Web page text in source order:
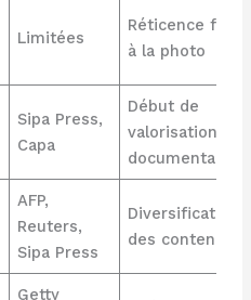
Limitées
Réticence face
à la photo
Sipa Press,
Capa
Début de
valorisation
documentaire
AFP,
Reuters,
Sipa Press
Diversification
des contenus
Getty